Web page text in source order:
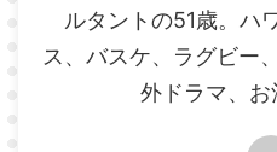
ルタントの51歳。ハ
ス、バスケ、ラグビー
外ドラマ、お